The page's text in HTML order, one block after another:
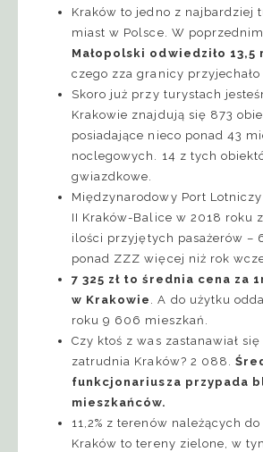
Kraków to jedno z najbardziej
miast w Polsce. W
Małopolski odwiedziło
czego zza granicy przyjechało
Skoro już przy turystach
Krakowie znajdują się 873
posiadające nieco ponad 43
noclegowych. 14 z tych
gwiazdkowe.
Międzynarodowy Port Lotniczy
II Kraków-Balice w 2018 roku
ilości przyjętych pasażerów –
ponad ZZZ więcej niż rok
7 325 zł to średnia cena za
w Krakowie
. A do użytku
roku 9 606 mieszkań.
Czy ktoś z was zastanawiał
zatrudnia Kraków? 2 088.
funkcjonariusza przypada
mieszkańców.
11,2% z terenów należących
Kraków to tereny zielone, w